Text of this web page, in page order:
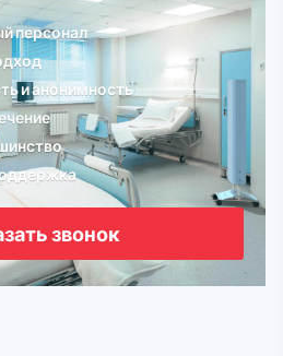
персонал
и анонимность
звонок